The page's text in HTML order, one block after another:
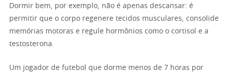
Dormir bem, por exemplo, não é apenas descansar: é
permitir que o corpo regenere tecidos musculares, consolide
memórias motoras e regule hormônios como o cortisol e a
testosterona.
Um jogador de futebol que dorme menos de 7 horas por